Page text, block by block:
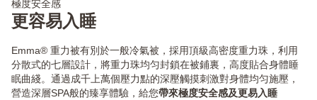
極度安全感
更容易入睡
Emma® 重力被有別於一般冷氣被，採用頂級高密度重力珠，利用
分散式的七層設計，將重力珠均匀封鎖在被鋪裏，高度貼合身體睡
眠曲綫。通過成千上萬個壓力點的深壓觸摸刺激對身體均匀施壓，
營造深層SPA般的臻享體驗，給您帶來極度安全感及更易入睡